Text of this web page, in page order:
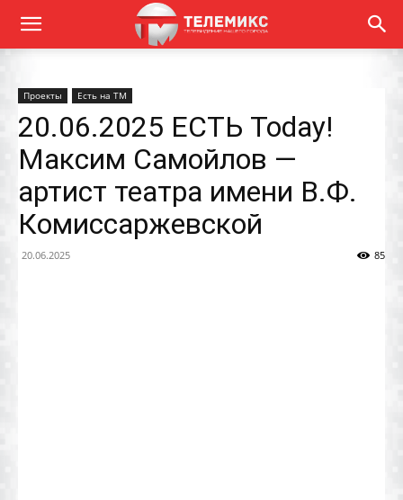
Проекты Есть на ТМ
20.06.2025 ЕСТЬ Today!
Максим Самойлов —
артист театра имени В.Ф.
Комиссаржевской
20.06.2025 85